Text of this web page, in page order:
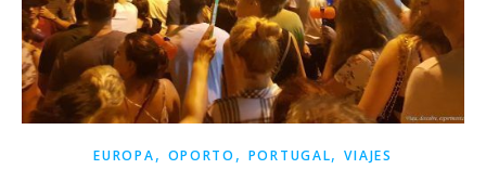
EUROPA, OPORTO , PORTUGAL,VIAJES